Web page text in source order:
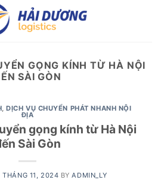
GỌNG KÍNH TỪ HÀ NỘI
SÀI GÒN
,DỊCH VỤ CHUYỂN PHÁT NHANH NỘI
ĐỊA
gọng kính từ Hà Nội
Sài Gòn
THÁNG 11, 2024 BYADMIN_LY